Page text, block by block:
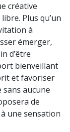
créative
Plus qu’un
à
émerger,
d’être
bienveillant
et favoriser
sans aucune
de
une sensation